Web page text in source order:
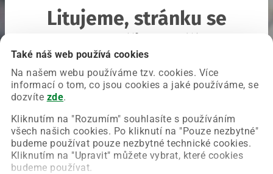
Také náš web používá cookies
Na našem webu používáme tzv. cookies. Více
informací o tom, co jsou cookies a jaké používáme, se
dozvíte zde.
Kliknutím na "Rozumím" souhlasíte s používáním
všech našich cookies. Po kliknutí na "Pouze nezbytné"
budeme používat pouze nezbytné technické cookies.
Kliknutím na "Upravit" můžete vybrat, které cookies
budeme používat.
Litujeme, stránku se
Chyba nastala na naší straně a už ji opravujeme.
Zkuste prosím znovu načíst požadovanou stránku.
Obnovit stránku Úvodní strana